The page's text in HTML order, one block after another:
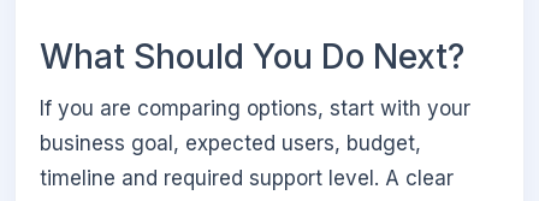
What Should You Do Next?
If you are comparing options, start with your
business goal, expected users, budget,
timeline and required support level. A clear